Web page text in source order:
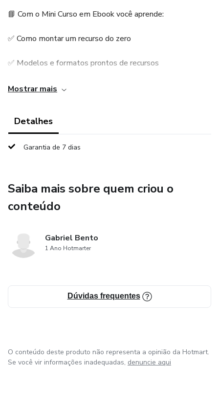
📘 Com o Mini Curso em Ebook você aprende:
✅ Como montar um recurso do zero
✅ Modelos e formatos prontos de recursos
✅ Conhecimento sobre o CTB (Código de Trânsito
✅ Recursos prontos para editar e usar
✅ Conteúdo focado em Lei Seca
📦 O arquivo é enviado compactado (.zip) devido ao
tamanho e às restrições da Hotmart.
📲 Após a compra, entre em contato para receber o
produto:
Mostrar mais
Detalhes
Garantia de 7 dias
Saiba mais sobre quem criou o
conteúdo
Gabriel Bento
1 Ano Hotmarter
Dúvidas frequentes
O conteúdo deste produto não representa a opinião da Hotmart.
Se você vir informações inadequadas, denuncie aqui